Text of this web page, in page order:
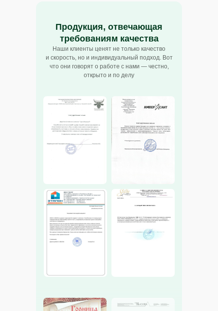
Продукция, отвечающая
требованиям качества
Наши клиенты ценят не только качество
и скорость, но и индивидуальный подход. Вот
что они говорят о работе с нами — честно,
открыто и по делу
Создание и продвижение сайтов SDstudio